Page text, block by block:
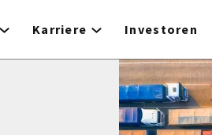
Karriere Investoren